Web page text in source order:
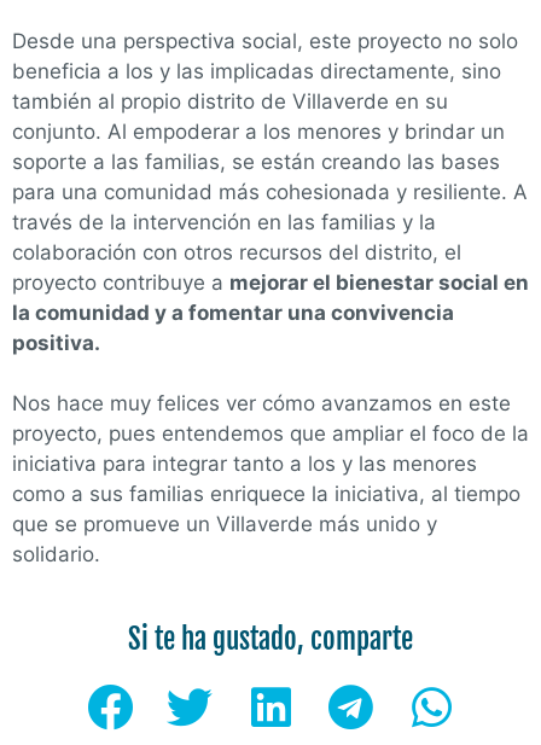
Desde una perspectiva social, este proyecto no solo
beneficia a los y las implicadas directamente, sino
también al propio distrito de Villaverde en su
conjunto. Al empoderar a los menores y brindar un
soporte a las familias, se están creando las bases
para una comunidad más cohesionada y resiliente. A
través de la intervención en las familias y la
colaboración con otros recursos del distrito, el
proyecto contribuye a mejorar el bienestar social en
la comunidad y a fomentar una convivencia
positiva.
Nos hace muy felices ver cómo avanzamos en este
proyecto, pues entendemos que ampliar el foco de la
iniciativa para integrar tanto a los y las menores
como a sus familias enriquece la iniciativa, al tiempo
que se promueve un Villaverde más unido y
solidario.
Si te ha gustado, comparte